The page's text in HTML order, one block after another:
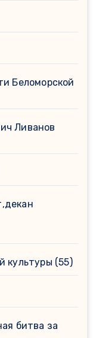
Беломорской
Ливанов
культуры (55)
битва за